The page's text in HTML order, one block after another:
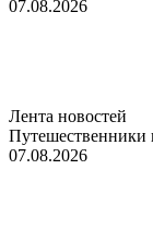
07.08.2026
Лента новостей
Путешественники
07.08.2026